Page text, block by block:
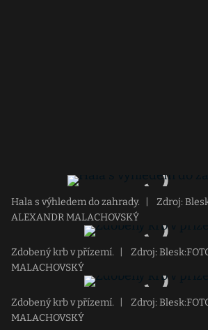
Hala s výhledem do zahrady.
Zdroj:
ALEXANDR MALACHOVSKÝ
Zdobený krb v přízemí.
Zdroj:
MALACHOVSKÝ
Zdobený krb v přízemí.
Zdroj:
MALACHOVSKÝ